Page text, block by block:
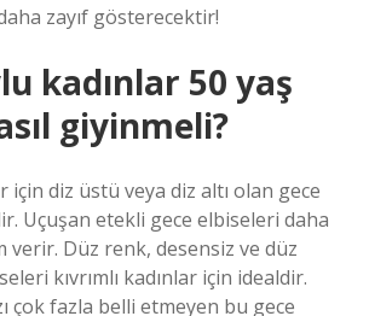
zayıf gösterecektir!
kadınlar 50 yaş
giyinmeli?
için diz üstü veya diz altı olan gece
Uçuşan etekli gece elbiseleri daha
verir. Düz renk, desensiz ve düz
kıvrımlı kadınlar için idealdir.
çok fazla belli etmeyen bu gece